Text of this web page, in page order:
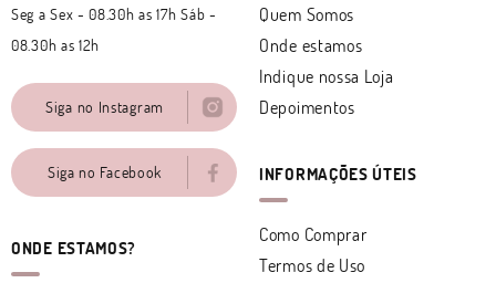
Seg a Sex - 08.30h as 17h Sáb -
08.30h as 12h
Siga no Instagram
Siga no Facebook
ONDE ESTAMOS?
Quem Somos
Onde estamos
Indique nossa Loja
Depoimentos
INFORMAÇÕES ÚTEIS
Como Comprar
Termos de Uso